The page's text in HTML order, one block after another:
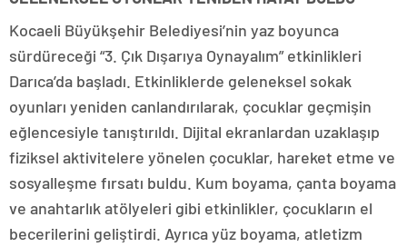
Kocaeli Büyükşehir Belediyesi’nin yaz boyunca
sürdüreceği “3. Çık Dışarıya Oynayalım” etkinlikleri
Darıca’da başladı. Etkinliklerde geleneksel sokak
oyunları yeniden canlandırılarak, çocuklar geçmişin
eğlencesiyle tanıştırıldı. Dijital ekranlardan uzaklaşıp
fiziksel aktivitelere yönelen çocuklar, hareket etme ve
sosyalleşme fırsatı buldu. Kum boyama, çanta boyama
ve anahtarlık atölyeleri gibi etkinlikler, çocukların el
becerilerini geliştirdi. Ayrıca yüz boyama, atletizm